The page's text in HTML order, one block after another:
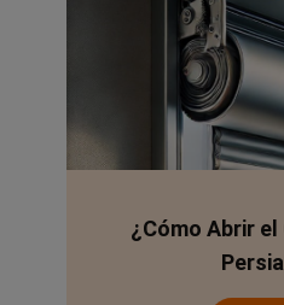
¿Cómo Abrir el